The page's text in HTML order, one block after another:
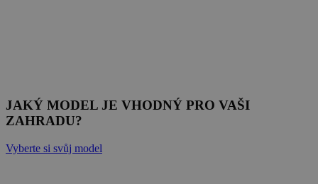
JAKÝ MODEL JE VHODNÝ PRO VAŠI
ZAHRADU?
Vyberte si svůj model